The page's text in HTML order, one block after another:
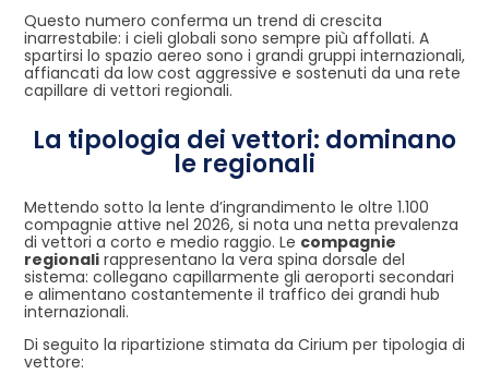
Questo numero conferma un trend di crescita
inarrestabile: i cieli globali sono sempre più affollati. A
spartirsi lo spazio aereo sono i grandi gruppi internazionali,
affiancati da low cost aggressive e sostenuti da una rete
capillare di vettori regionali.
La tipologia dei vettori: dominano
le regionali
Mettendo sotto la lente d’ingrandimento le oltre 1.100
compagnie attive nel 2026, si nota una netta prevalenza
di vettori a corto e medio raggio. Le compagnie
regionali rappresentano la vera spina dorsale del
sistema: collegano capillarmente gli aeroporti secondari
e alimentano costantemente il traffico dei grandi hub
internazionali.
Di seguito la ripartizione stimata da Cirium per tipologia di
vettore: